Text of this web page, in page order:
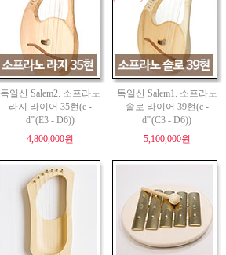
독일산 Salem2. 소프라노
라지 라이어 35현(e -
d'''(E3 - D6))
4,800,000원
독일산 Salem1. 소프라노
솔로 라이어 39현(c -
d'''(C3 - D6))
5,100,000원